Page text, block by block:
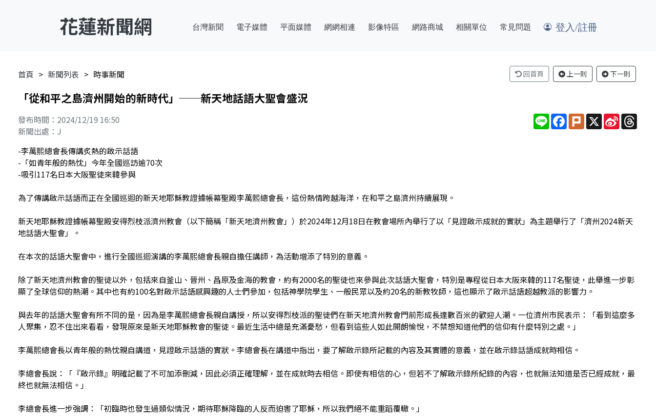
花蓮新聞網 台灣新聞 電子媒體 平面媒體 網網相連 影像特區 網路商城 相關單位 常見問題 登入/註冊
首頁 新聞列表 時事新聞 回首頁 上一則 下一則
「從和平之島濟州開始的新時代」──新天地話語大聖會盛況
發布時間：2024/12/19 16:50
新聞出處：J
Line Facebook
PlurkX Sina
Weibo
-李萬熙總會長傳講炙熱的啟示話語
-「如青年般的熱忱」今年全國巡訪逾70次
-吸引117名日本大阪聖徒來韓參與
為了傳講啟示話語而正在全國巡迴的新天地耶穌教證據帳幕聖殿李萬熙總會長，這份熱情跨越海洋，在和平之島濟州持續展現。
新天地耶穌教證據帳幕聖殿安得烈枝派濟州教會（以下簡稱「新天地濟州教會」）於2024年12月18日在教會場所內舉行了以「見證啟示成就的實狀」為主題舉行了「濟州2024新天
地話語大聖會」。
在本次的話語大聖會中，進行全國巡迴演講的李萬熙總會長親自擔任講師，為活動增添了特別的意義。
除了新天地濟州教會的聖徒以外，包括來自釜山、晉州、昌原及金海的教會，約有2000名的聖徒也來參與此次話語大聖會，特別是專程從日本大阪來韓的117名聖徒，此舉進一步彰
顯了全球信仰的熱潮。其中也有約100名對啟示話語感興趣的人士們參加，包括神學院學生、一般民眾以及約20名的新教牧師，這也顯示了啟示話語超越教派的影響力。
與去年的話語大聖會有所不同的是，因為是李萬熙總會長親自講授，所以安得烈枝派的聖徒們在新天地濟州教會門前形成長達數百米的歡迎人潮。一位濟州市民表示：「看到這麼多
人聚集，忍不住出來看看，發現原來是新天地耶穌教會的聖徒。最近生活中總是充滿憂愁，但看到這些人如此開朗愉悅，不禁想知道他們的信仰有什麼特別之處。」
李萬熙總會長以青年般的熱忱親自講道，見證啟示話語的實狀。李總會長在講道中指出，要了解啟示錄所記載的內容及其實體的意義，並在啟示錄話語成就時相信。
李總會長說：「『啟示錄』明確記載了不可加添刪減，因此必須正確理解，並在成就時去相信。即使有相信的心，但若不了解啟示錄所紀錄的內容，也就無法知道是否已經成就，最
終也就無法相信。」
李總會長進一步強調：「初臨時也發生過類似情況，期待耶穌降臨的人反而迫害了耶穌，所以我們絕不能重蹈覆轍。」